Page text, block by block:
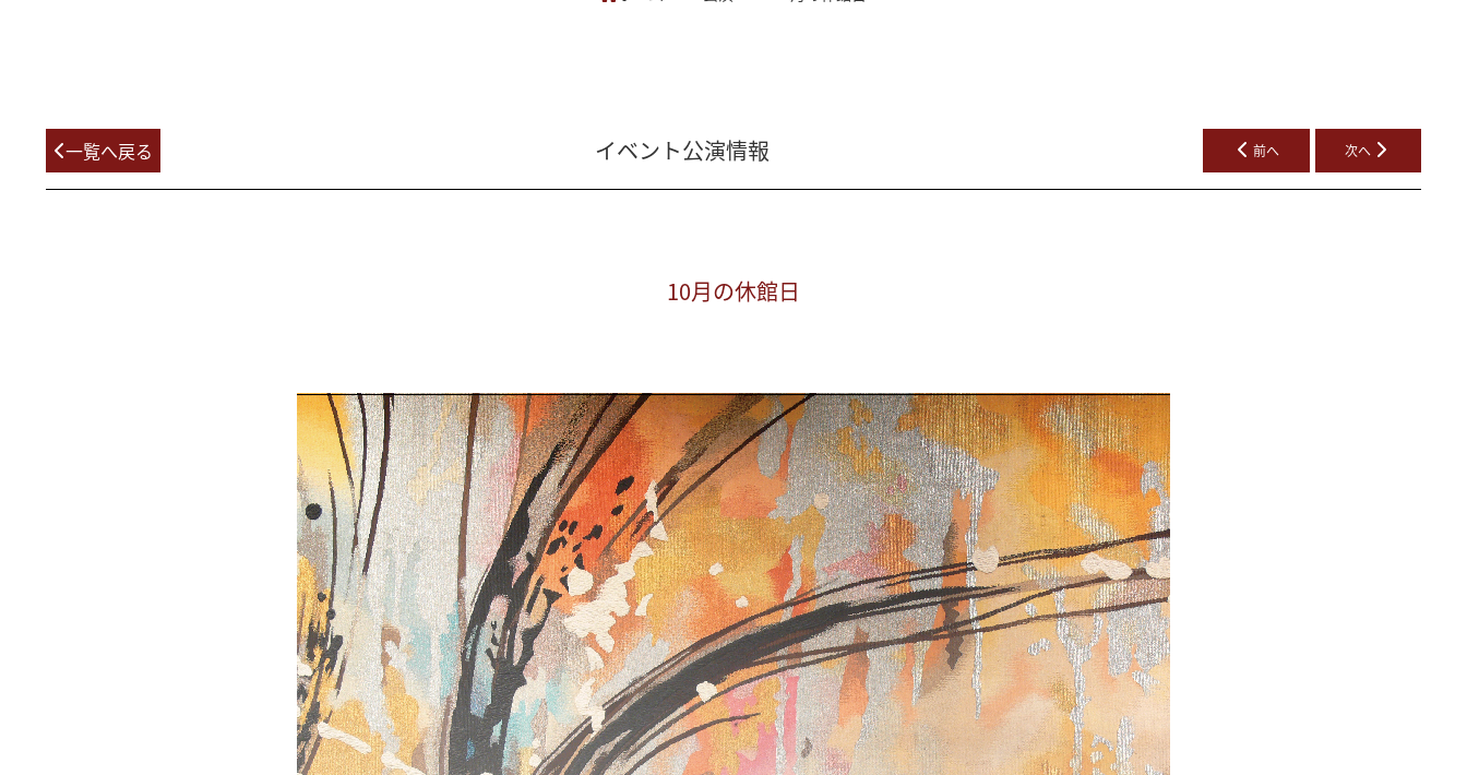
一覧へ戻る イベント公演情報 前へ 次へ
10月の休館日